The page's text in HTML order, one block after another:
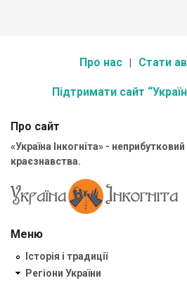
Про нас Стати
Підтримати сайт
Про сайт
«Україна Інкогніта» -
краєзнавства.
Меню
Історія і традиції
Регіони України